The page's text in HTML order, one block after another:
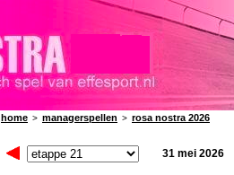
home > managerspellen > rosa nostra 2026
31 mei 2026